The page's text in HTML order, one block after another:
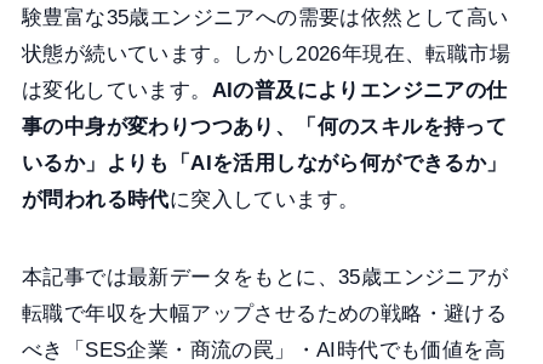
験豊富な35歳エンジニアへの需要は依然として高い
状態が続いています。しかし2026年現在、転職市場
は変化しています。 AIの普及によりエンジニアの仕
事の中身が変わりつつあり、「何のスキルを持って
いるか」よりも「AIを活用しながら何ができるか」
が問われる時代に突入しています。
本記事では最新データをもとに、35歳エンジニアが
転職で年収を大幅アップさせるための戦略・避ける
べき「SES企業・商流の罠」・AI時代でも価値を高